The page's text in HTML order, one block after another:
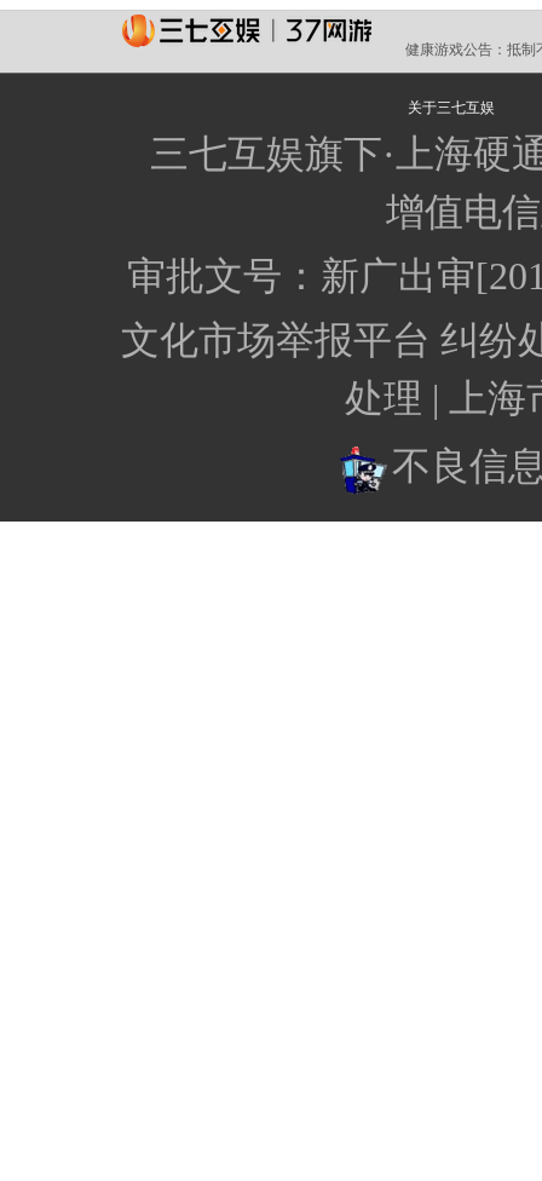
健康游戏公告： 抵制
关于三七互娱
三七互娱旗下·上海硬
增值电
审批文号：新广出审
文化市场举报平台 纠纷
处理 |
上
不良信